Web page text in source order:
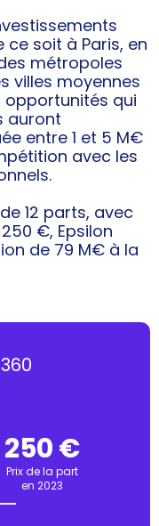
ce soit à Paris, en
métropoles
villes moyennes
opportunités qui
auront
entre 1 et 5 M€
avec les
12 parts, avec
€, Epsilon
de 79 M€ à la
250 €
Prix de la part
en 2023